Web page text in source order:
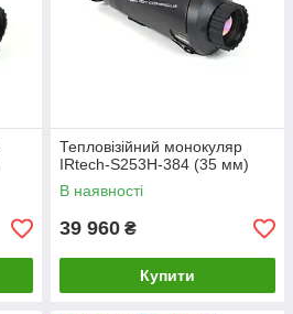
Тепловізійний монокуляр
IRtech-S253H-384 (35 мм)
В наявності
39 960 ₴
Купити